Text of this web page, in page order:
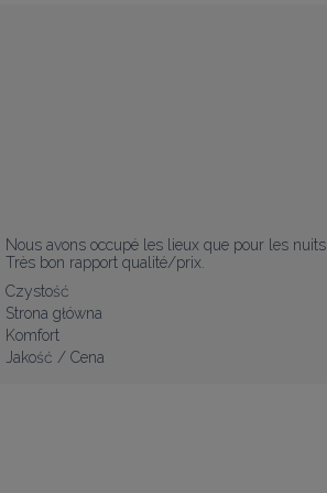
Nous avons occupé les lieux que pour les nuits.
Très bon rapport qualité/prix.
Czystość
Strona główna
Komfort
Jakość / Cena